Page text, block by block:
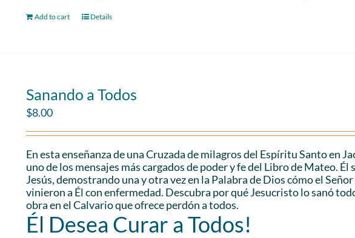
Add to cart Details
Sanando a Todos
$8.00
En esta enseñanza de una Cruzada de milagros del Espíritu Santo en
uno de los mensajes más cargados de poder y fe del Libro de Mateo.
Jesús, demostrando una y otra vez en la Palabra de Dios cómo el
vinieron a Él con enfermedad. Descubra por qué Jesucristo lo sanó
obra en el Calvario que ofrece perdón a todos.
Él Desea Curar a Todos!